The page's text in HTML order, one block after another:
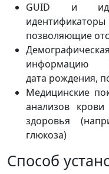
GUID и
позволяющие
дата рождения,
Медицинские
анализов
здоровья
глюкоза)
Способ